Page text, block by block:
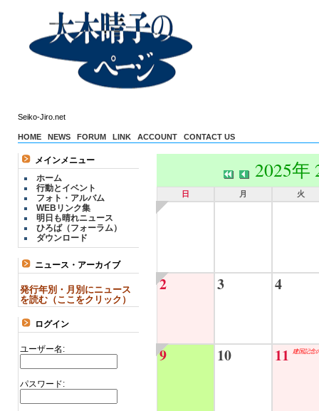
Seiko-Jiro.net
HOME NEWS FORUM LINK ACCOUNT CONTACT US
メインメニュー
ホーム
行動とイベント
フォト・アルバム
WEBリンク集
明日も晴れニュース
ひろば（フォーラム）
ダウンロード
ニュース・アーカイブ
発行年別・月別にニュース
を読む（ここをクリック）
ログイン
ユーザー名:
パスワード:
2025年
日 月 火
2 3 4
9 10 11 建国記念